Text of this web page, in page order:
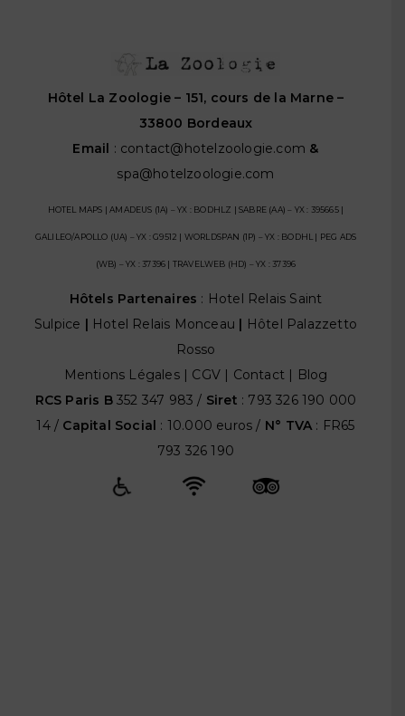
Hôtel La Zoologie – 151, cours de la Marne –
33800 Bordeaux
Email : contact@hotelzoologie.com &
spa@hotelzoologie.com
HOTEL MAPS | AMADEUS (1A) – YX : BODHLZ | SABRE (AA) – YX : 395665 |
GALILEO/APOLLO (UA) – YX : G9512 | WORLDSPAN (1P) – YX : BODHL | PEG ADS
(WB) – YX : 37396 | TRAVELWEB (HD) – YX : 37396
Hôtels Partenaires : Hotel Relais Saint
Sulpice | Hotel Relais Monceau | Hôtel Palazzetto
Rosso
Mentions Légales| CGV | Contact | Blog
RCS Paris B352 347 983 / Siret : 793 326 190 000
14 / Capital Social : 10.000 euros / N° TVA: FR65
793 326 190